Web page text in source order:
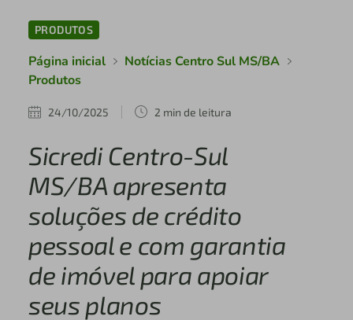
PRODUTOS
Página inicial
Notícias Centro Sul MS/BA
Produtos
24/10/2025 2 min de leitura
Sicredi Centro-Sul
MS/BA apresenta
soluções de crédito
pessoal e com garantia
de imóvel para apoiar
seus planos